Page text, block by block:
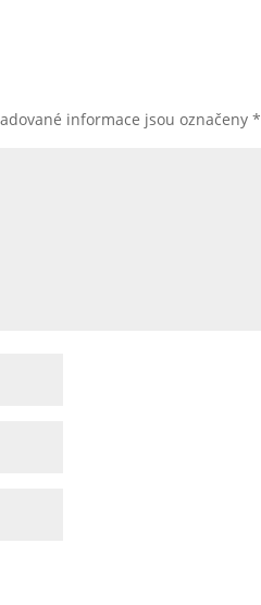
informace jsou označeny*